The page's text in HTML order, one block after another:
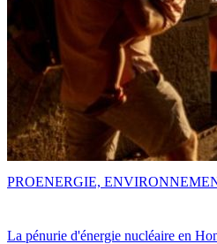
La pénurie d'énergie nucléaire en
PROENERGIE,